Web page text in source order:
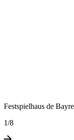
Festspielhaus de
1/8